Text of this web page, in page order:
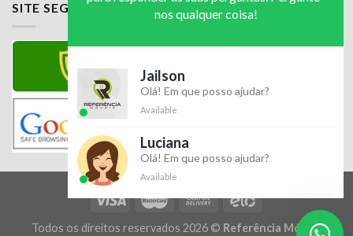
SITE SEGURO
Todos os direitos reservados 2026 © Referência Móveis
Olá! Em que posso ajudar?
Olá! Em que posso ajudar?
Olá! Em que posso ajudar?